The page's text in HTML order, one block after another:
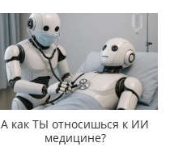
А как ТЫ относишься к ИИ
медицине?